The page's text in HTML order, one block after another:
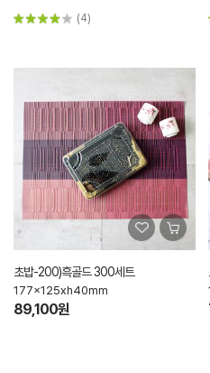
(4)
초밥-200)흑골드 300세트
177x125xh40mm
89,100원